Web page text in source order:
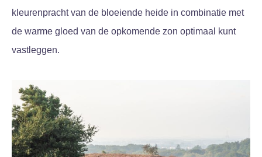
kleurenpracht van de bloeiende heide in combinatie met
de warme gloed van de opkomende zon optimaal kunt
vastleggen.